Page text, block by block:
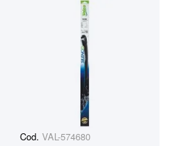
Cod. VAL-574680